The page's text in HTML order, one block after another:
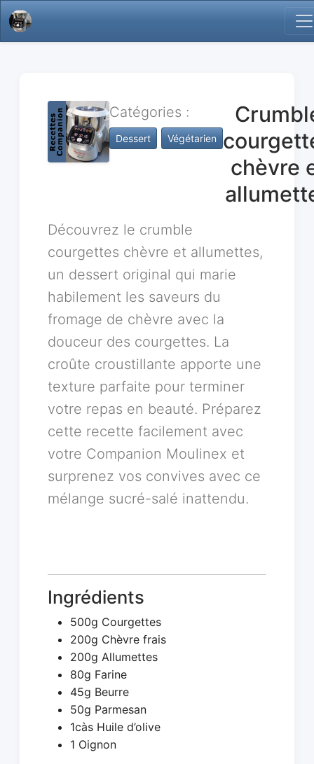
Catégories :
Dessert Végétarien
chèvre
Découvrez le crumble
courgettes chèvre et allumettes,
un dessert original qui marie
habilement les saveurs du
fromage de chèvre avec la
douceur des courgettes. La
croûte croustillante apporte une
texture parfaite pour terminer
votre repas en beauté. Préparez
cette recette facilement avec
votre Companion Moulinex et
surprenez vos convives avec ce
mélange sucré-salé inattendu.
Ingrédients
500g Courgettes
200g Chèvre frais
200g Allumettes
80g Farine
45g Beurre
50g Parmesan
1càs Huile d’olive
1 Oignon